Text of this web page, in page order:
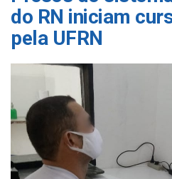
do RN iniciam
pela UFRN